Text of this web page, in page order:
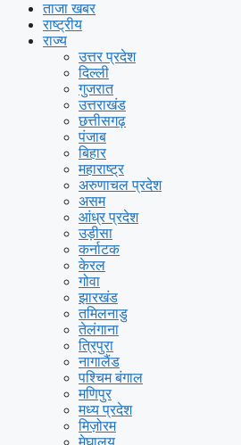
ताजा खबर
राष्ट्रीय
राज्य
उत्तर प्रदेश
दिल्ली
गुजरात
उत्तराखंड
छत्तीसगढ़
पंजाब
बिहार
महाराष्ट्र
अरुणाचल प्रदेश
असम
आंध्र प्रदेश
उड़ीसा
कर्नाटक
केरल
गोवा
झारखंड
तमिलनाडु
तेलंगाना
त्रिपुरा
नागालैंड
पश्चिम बंगाल
मणिपुर
मध्य प्रदेश
मिज़ोरम
मेघालय